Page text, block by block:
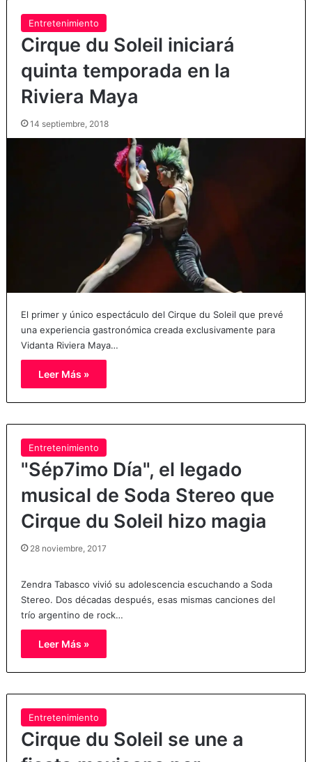
Entretenimiento
Cirque du Soleil iniciará
quinta temporada en la
Riviera Maya
14 septiembre, 2018
El primer y único espectáculo del Cirque du Soleil que prevé
una experiencia gastronómica creada exclusivamente para
Vidanta Riviera Maya…
Leer Más »
Entretenimiento
"Sép7imo Día", el legado
musical de Soda Stereo que
Cirque du Soleil hizo magia
28 noviembre, 2017
Zendra Tabasco vivió su adolescencia escuchando a Soda
Stereo. Dos décadas después, esas mismas canciones del
trío argentino de rock…
Leer Más »
Entretenimiento
Cirque du Soleil se une a